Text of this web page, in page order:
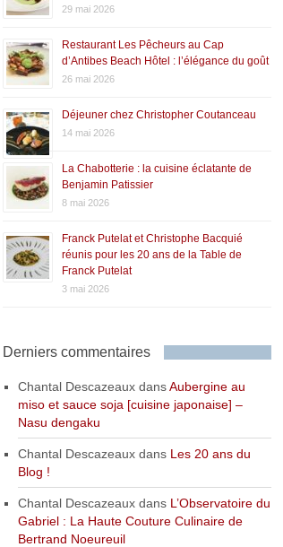
29 mai 2026
Restaurant Les Pêcheurs au Cap
d’Antibes Beach Hôtel : l’élégance du goût
26 mai 2026
Déjeuner chez Christopher Coutanceau
14 mai 2026
La Chabotterie : la cuisine éclatante de
Benjamin Patissier
8 mai 2026
Franck Putelat et Christophe Bacquié
réunis pour les 20 ans de la Table de
Franck Putelat
3 mai 2026
Derniers commentaires
Chantal DescazeauxdansAubergine au
miso et sauce soja [cuisine japonaise] –
Nasu dengaku
Chantal Descazeauxdans Les 20 ans du
Blog !
Chantal Descazeauxdans L’Observatoire du
Gabriel : La Haute Couture Culinaire de
Bertrand Noeureuil